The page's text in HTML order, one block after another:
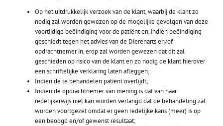
Op het uitdrukkelijk verzoek van de klant, waarbij de klant zo
nodig zal worden gewezen op de mogelijke gevolgen van deze
voortijdige beëindiging voor de patiënt en, indien beëindiging
geschiedt tegen het advies van de Dierenarts en/of
opdrachtnemer in, erop zal worden gewezen dat dit zal
geschieden op risico van de klant en zo nodig de klant hierover
een schriftelijke verklaring laten afleggen;
Indien de te behandelen patiënt overlijdt;
Indien de opdrachtnemer van mening is dat van haar
redelijkerwijs niet kan worden verlangd dat de behandeling zal
worden voortgezet omdat er geen redelijke kans (meer) is op
een beoogd en/of gewenst resultaat;